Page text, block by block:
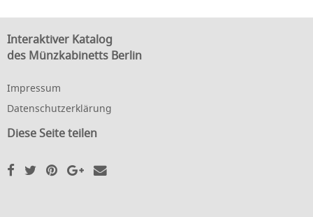
Interaktiver Katalog
des Münzkabinetts Berlin
Impressum
Datenschutzerklärung
Diese Seite teilen